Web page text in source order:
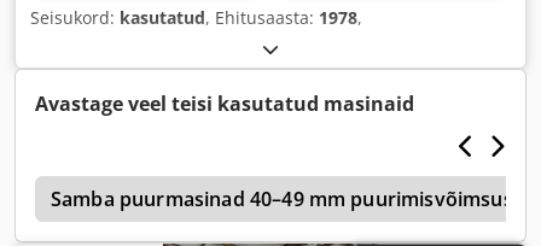
Seisukord: kasutatud, Ehitusaasta: 1978,
Avastage veel teisi kasutatud masinaid
Samba puurmasinad 40–49 mm puurimisvõimsus